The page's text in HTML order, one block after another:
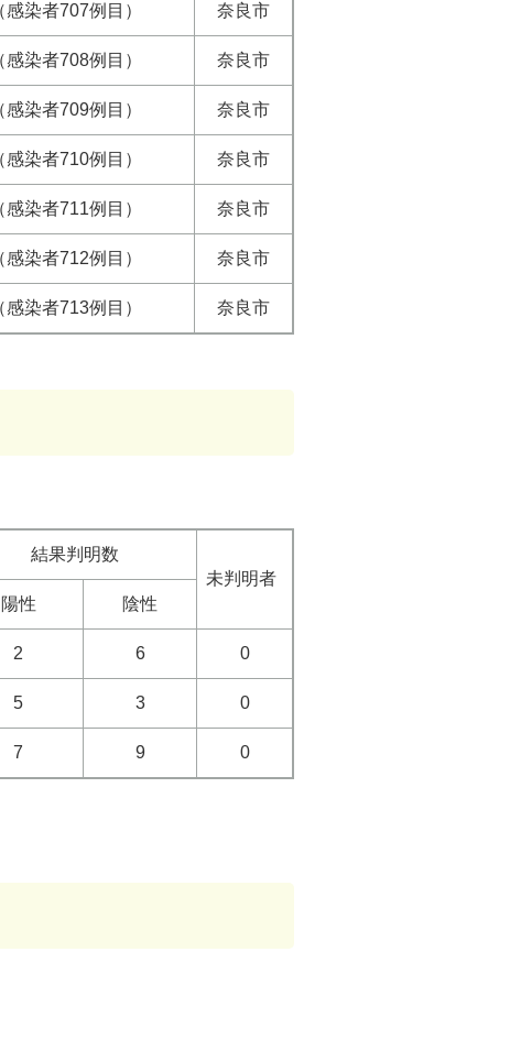
染者707例目） 奈良市
染者708例目） 奈良市
染者709例目） 奈良市
染者710例目） 奈良市
染者711例目） 奈良市
染者712例目） 奈良市
染者713例目） 奈良市
結果判明数
未判明者
陽性
陰性
2 6 0
5 3 0
7 9 0